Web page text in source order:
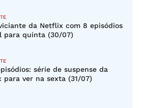
da Netflix com 8 episódios
para quinta (30/07)
série de suspense da
para ver na sexta (31/07)